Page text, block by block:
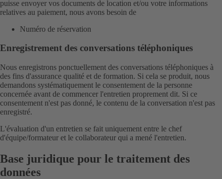
puisse envoyer vos documents de location et/ou votre informations
relatives au paiement, nous avons besoin de
Numéro de réservation
Enregistrement des conversations téléphoniques
Nous enregistrons ponctuellement des conversations téléphoniques à
des fins d'assurance qualité et de formation. Si cela se produit, nous
demandons systématiquement le consentement de la personne
concernée avant de commencer l'entretien proprement dit. Si ce
consentement n'est pas donné, le contenu de la conversation n'est pas
enregistré.
L'évaluation d'un entretien se fait uniquement entre le chef
d'équipe/formateur et le collaborateur qui a mené l'entretien.
Base juridique pour le traitement des
données